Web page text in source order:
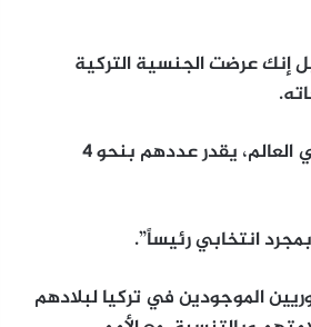
لاجئ إلى تركيا. بل إنك عرضت الجنسية التركية
وتفيد إحصاءات رسمية بأن تركيا تستضيف أكبر عدد من اللاجئين في العالم، يقدر عددهم بنحو 4
انتخابي رئيساً”.
الموجودين في تركيا لبلادهم